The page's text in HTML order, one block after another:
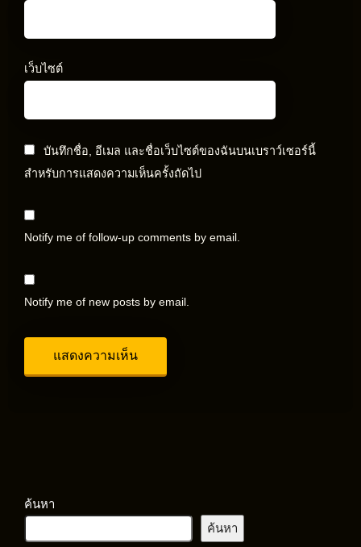
เว็บไซต์
บันทึกชื่อ, อีเมล และชื่อเว็บไซต์ของฉันบนเบราว์เซอร์นี้
สำหรับการแสดงความเห็นครั้งถัดไป
Notify me of follow-up comments by email.
Notify me of new posts by email.
ค้นหา
ค้นหา